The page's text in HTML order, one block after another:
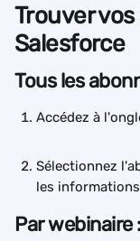
Trouver
Salesforce
Tous les
Accédez à
Sélectionnez
les
Par webinaire :